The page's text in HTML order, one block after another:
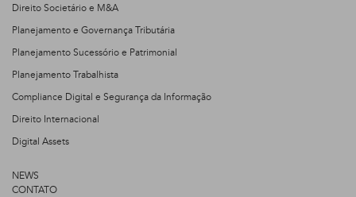
Direito Societário e M&A
Planejamento e Governança Tributária
Planejamento Sucessório e Patrimonial
Planejamento Trabalhista
Compliance Digital e Segurança da Informação
Direito Internacional
Digital Assets
NEWS
CONTATO